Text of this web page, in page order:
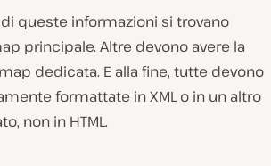
queste informazioni si trovano
principale. Altre devono avere la
dedicata. E alla fine, tutte devono
formattate in XML o in un altro
non in HTML.